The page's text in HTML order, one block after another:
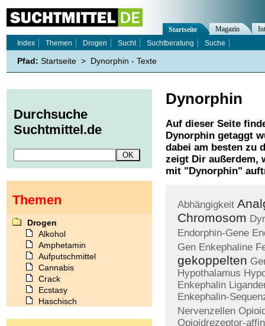
Dynorphin
Auf dieser Seite
Dynorphin getaggt
dabei am besten zu
zeigt Dir außerdem,
mit " Dynorphin"
Abhängigkeit
Chromosom
Endorphin-Gene
Gen Enkephaline
gekoppelten
Hypothalamus
Enkephalin
Enkephalin-
Nervenzellen
Opioidrezeptor-affin
Startseite Magazin
Index
Themen Drogen Sucht Suchtberatung Suche
Pfad: Startseite > Dynorphin - Texte
Durchsuche
Suchtmittel.de
Themen
Drogen
Alkohol
Amphetamin
Aufputschmittel
Cannabis
Crack
Ecstasy
Haschisch